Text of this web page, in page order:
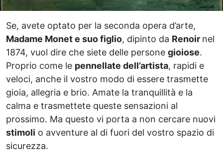
Se, avete optato per la seconda opera d’arte,
Madame Monet e suo figlio, dipinto da Renoir nel
1874, vuol dire che siete delle persone gioiose.
Proprio come le pennellate dell’artista, rapidi e
veloci, anche il vostro modo di essere trasmette
gioia, allegria e brio. Amate la tranquillità e la
calma e trasmettete queste sensazioni al
prossimo. Ma questo vi porta a non cercare nuovi
stimoli o avventure al di fuori del vostro spazio di
sicurezza.